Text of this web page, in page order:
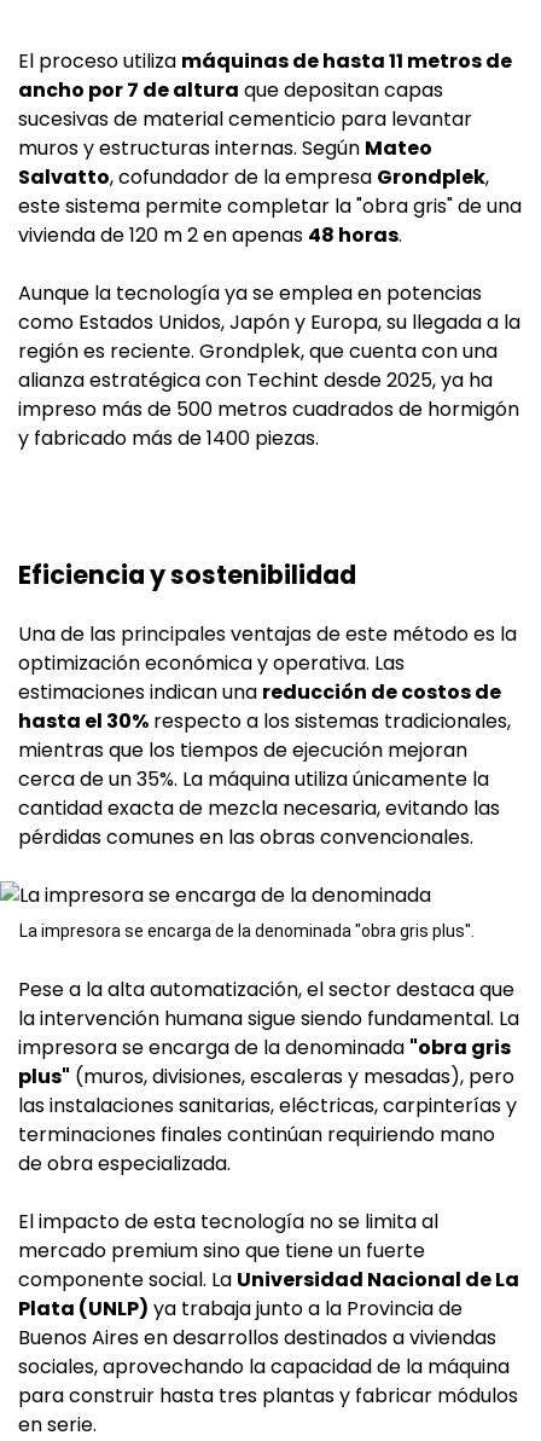
El proceso utiliza máquinas de hasta 11 metros de
ancho por 7 de altura que depositan capas
sucesivas de material cementicio para levantar
muros y estructuras internas. Según Mateo
Salvatto, cofundador de la empresa Grondplek,
este sistema permite completar la "obra gris" de una
vivienda de 120 m 2 en apenas 48 horas.
Aunque la tecnología ya se emplea en potencias
como Estados Unidos, Japón y Europa, su llegada a la
región es reciente. Grondplek, que cuenta con una
alianza estratégica con Techint desde 2025, ya ha
impreso más de 500 metros cuadrados de hormigón
y fabricado más de 1400 piezas.
Eficiencia y sostenibilidad
Una de las principales ventajas de este método es la
optimización económica y operativa. Las
estimaciones indican una reducción de costos de
hasta el 30% respecto a los sistemas tradicionales,
mientras que los tiempos de ejecución mejoran
cerca de un 35%. La máquina utiliza únicamente la
cantidad exacta de mezcla necesaria, evitando las
pérdidas comunes en las obras convencionales.
La impresora se encarga de la denominada "obra gris plus".
Pese a la alta automatización, el sector destaca que
la intervención humana sigue siendo fundamental. La
impresora se encarga de la denominada "obra gris
plus" (muros, divisiones, escaleras y mesadas), pero
las instalaciones sanitarias, eléctricas, carpinterías y
terminaciones finales continúan requiriendo mano
de obra especializada.
El impacto de esta tecnología no se limita al
mercado premium sino que tiene un fuerte
componente social. La Universidad Nacional de La
Plata (UNLP) ya trabaja junto a la Provincia de
Buenos Aires en desarrollos destinados a viviendas
sociales, aprovechando la capacidad de la máquina
para construir hasta tres plantas y fabricar módulos
en serie.